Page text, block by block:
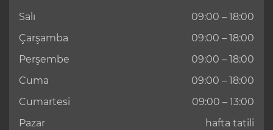
Salı
09:00 – 18:00
Çarşamba
09:00 – 18:00
Perşembe
09:00 – 18:00
Cuma
09:00 – 18:00
Cumartesi
09:00 – 13:00
Pazar
hafta tatili